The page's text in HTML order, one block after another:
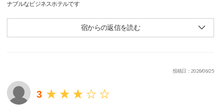
ナブルなビジネスホテルです
宿からの返信を読む
投稿日：2026/06/25
3